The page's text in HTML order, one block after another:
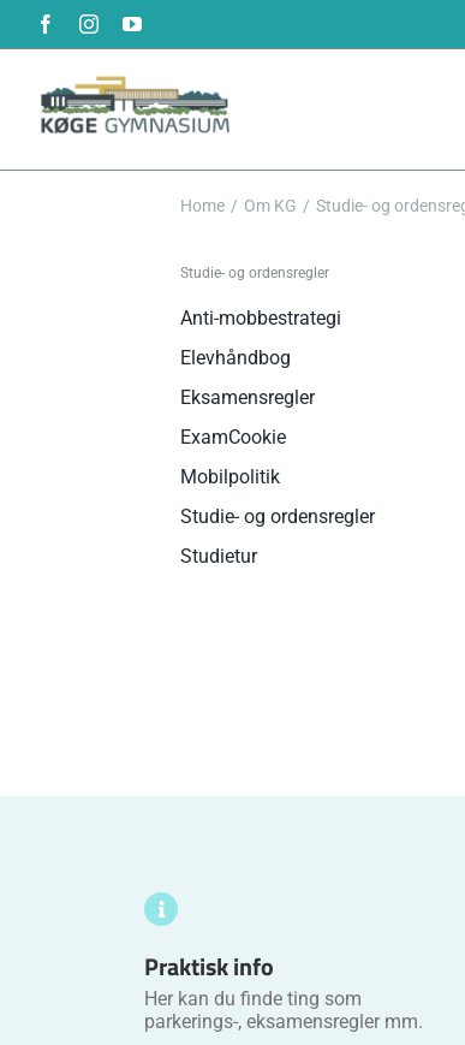
content
FacebookInstagramYouTube
Home Om KG Studie- og
Studie- og ordensregler
Anti-mobbestrategi
Elevhåndbog
Eksamensregler
ExamCookie
Mobilpolitik
Studie- og ordensregler
Studietur
Praktisk info
Her kan du finde ting som
parkerings-, eksamensregler mm.